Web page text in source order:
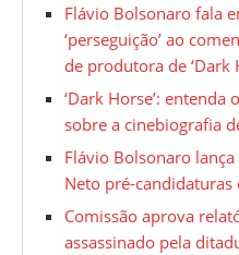
Flávio Bolsonaro fala
‘perseguição’ ao
de produtora de ‘Dark
‘Dark Horse’: entenda
sobre a cinebiografia
Flávio Bolsonaro
Neto pré-candidaturas
Comissão aprova
assassinado pela